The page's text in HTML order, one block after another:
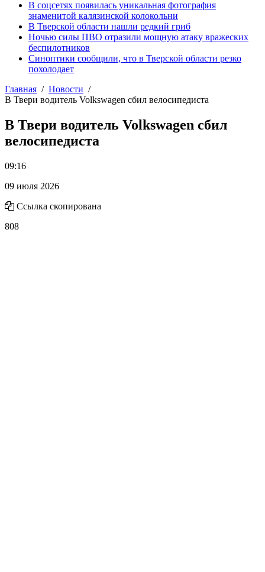
В соцсетях появилась уникальная фотография
знаменитой калязинской колокольни
В Тверской области нашли редкий гриб
Ночью силы ПВО отразили мощную атаку вражеских
беспилотников
Синоптики сообщили, что в Тверской области резко
похолодает
Главная
Новости
В Твери водитель Volkswagen сбил велосипедиста
В Твери водитель Volkswagen сбил
велосипедиста
09:16
09 июля 2026
Ссылка скопирована
808